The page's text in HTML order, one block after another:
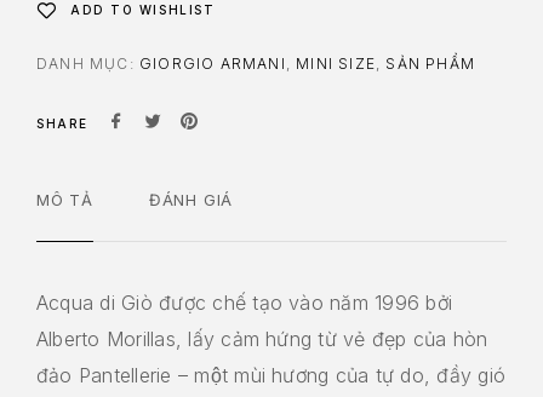
ADD TO WISHLIST
DANH MỤC: GIORGIO ARMANI MINI SIZE SẢN PHẨM
SHARE
MÔ TẢ ĐÁNH GIÁ
Acqua di Giò được chế tạo vào năm 1996 bởi
Alberto Morillas, lấy cảm hứng từ vẻ đẹp của hòn
đảo Pantellerie – một mùi hương của tự do, đầy gió